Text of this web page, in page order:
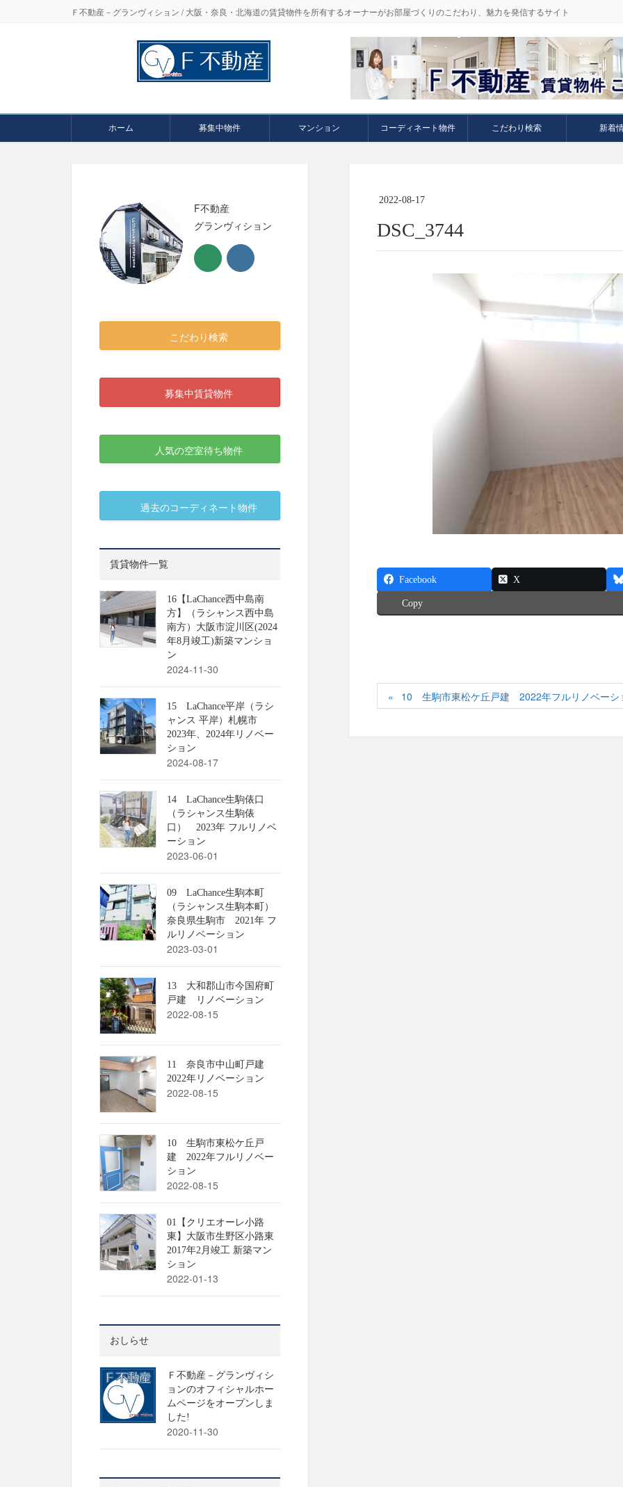
Ｆ不動産－グランヴィション / 大阪・奈良・北海道の賃貸物件を所有するオーナーがお部屋づくりのこだわり、魅力を発信するサイト
ホーム 募集中物件 マンション コーディネート物件 こだわり検索 新着
2022-08-17
DSC_3744
Facebook X
Copy
10 生駒市東松ケ丘戸建 2022年フルリノベーシ
F不動産
グランヴィション
こだわり検索
募集中賃貸物件
人気の空室待ち物件
過去のコーディネート物件
賃貸物件一覧
16【LaChance西中島南
方】（ラシャンス西中島
南方）大阪市淀川区(2024
年8月竣工)新築マンショ
ン
2024-11-30
15 LaChance平岸（ラシ
ャンス 平岸）札幌市
2023年、2024年リノベー
ション
2024-08-17
14 LaChance生駒俵口
（ラシャンス生駒俵
口） 2023年 フルリノベ
ーション
2023-06-01
09 LaChance生駒本町
（ラシャンス生駒本町）
奈良県生駒市 2021年 フ
ルリノベーション
2023-03-01
13 大和郡山市今国府町
戸建 リノベーション
2022-08-15
11 奈良市中山町戸建
2022年リノベーション
2022-08-15
10 生駒市東松ケ丘戸
建 2022年フルリノベー
ション
2022-08-15
01【クリエオーレ小路
東】大阪市生野区小路東
2017年2月竣工 新築マン
ション
2022-01-13
おしらせ
Ｆ不動産－グランヴィシ
ョンのオフィシャルホー
ムページをオープンしま
した!
2020-11-30